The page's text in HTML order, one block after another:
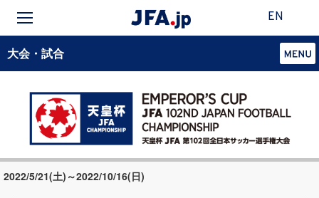
EN
大会・試合
2022/5/21(土)～2022/10/16(日)